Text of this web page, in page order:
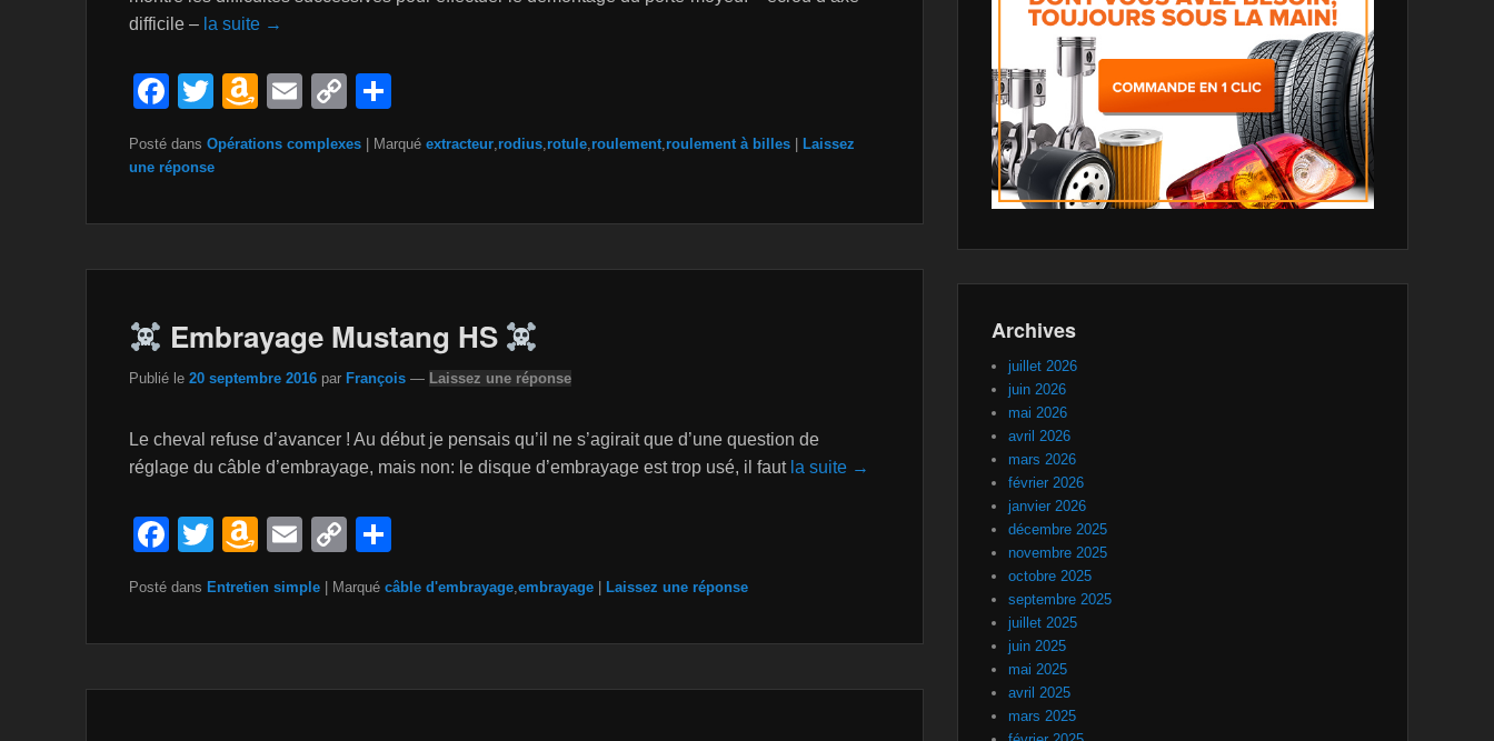
difficile – la suite →
F
c
b
o
k
T
wi
tt
A
a
o
n
is
h
st
E
ail
C
p
Li
n
ta
er
Posté dans Opérations complexes Marqué extracteur rodius rotule roulement roulement à billes
Laissez
une réponse
Embrayage Mustang HS
Publié le 20 septembre 2016 par François — Laissez une réponse
Le cheval refuse d’avancer ! Au début je pensais qu’il ne s’agirait que d’une question de
réglage du câble d’embrayage, mais non: le disque d’embrayage est trop usé, il faut la suite →
F
c
e
T
tt
er
A
a
z
E
ail
C
p
y
ar
ta
g
Posté dans Entretien simple Marqué câble d'embrayage embrayage Laissez une réponse
Archives
juillet 2026
juin 2026
mai 2026
avril 2026
mars 2026
février 2026
janvier 2026
décembre 2025
novembre 2025
octobre 2025
septembre 2025
juillet 2025
juin 2025
mai 2025
avril 2025
mars 2025